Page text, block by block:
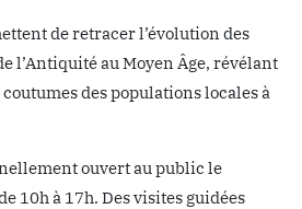
de retracer l’évolution des
l’Antiquité au Moyen Âge, révélant
des populations locales à
ouvert au public le
10h à 17h. Des visites guidées